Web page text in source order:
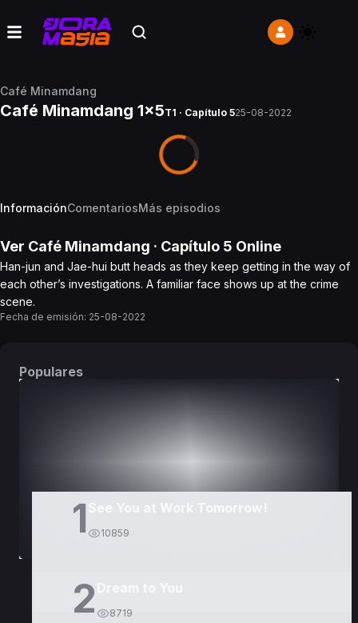
Café Minamdang
Café Minamdang 1x5T1 · Capítulo 525-08-2022
InformaciónComentariosMás episodios
Ver Café Minamdang · Capítulo 5 Online
Han-jun and Jae-hui butt heads as they keep getting in the way of
each other’s investigations. A familiar face shows up at the crime
scene.
Fecha de emisión: 25-08-2022
Populares
1 10859
2 8719